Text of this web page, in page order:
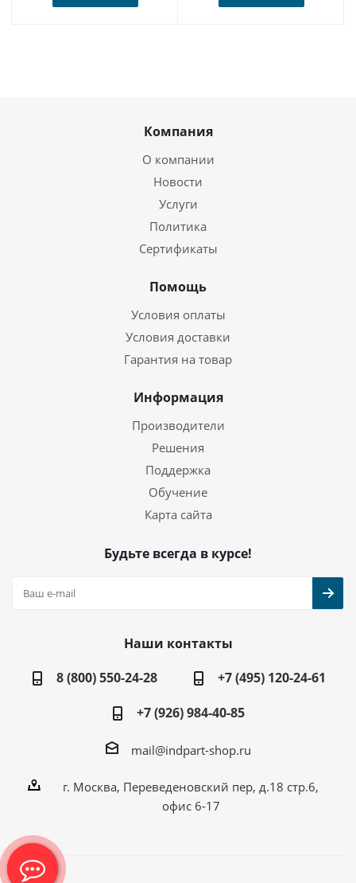
Компания
О компании
Новости
Услуги
Политика
Сертификаты
Помощь
Условия оплаты
Условия доставки
Гарантия на товар
Информация
Производители
Решения
Поддержка
Обучение
Карта сайта
Будьте всегда в курсе!
Наши контакты
8 (800) 550-24-28
+7 (495) 120-24-61
+7 (926) 984-40-85
mail@indpart-shop.ru
г. Москва, Переведеновский пер, д.18 стр.6,
офис 6-17